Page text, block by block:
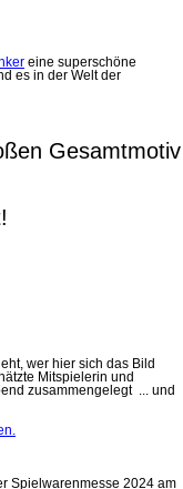
eine superschöne
es in der Welt der
Gesamtmotiv
wer hier sich das Bild
Mitspielerin und
zusammengelegt ... und
Spielwarenmesse 2024 am